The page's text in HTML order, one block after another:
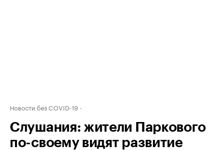
Новости без COVID-19
Слушания: жители Паркового
по-своему видят развитие